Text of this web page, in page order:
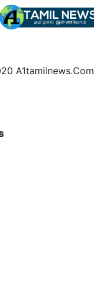
A1tamilnews.Com